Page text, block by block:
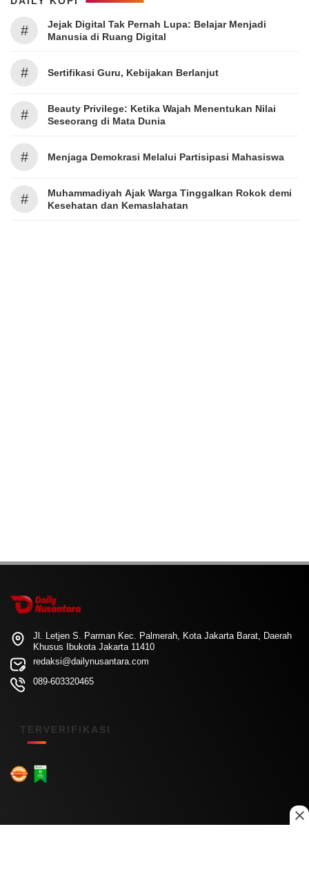
#
Jejak Digital Tak Pernah Lupa: Belajar Menjadi
Manusia di Ruang Digital
# Sertifikasi Guru, Kebijakan Berlanjut
#
Beauty Privilege: Ketika Wajah Menentukan Nilai
Seseorang di Mata Dunia
# Menjaga Demokrasi Melalui Partisipasi Mahasiswa
#
Muhammadiyah Ajak Warga Tinggalkan Rokok demi
Kesehatan dan Kemaslahatan
Jl. Letjen S. Parman Kec. Palmerah, Kota Jakarta Barat, Daerah
Khusus Ibukota Jakarta 11410
redaksi@dailynusantara.com
089-603320465
TERVERIFIKASI